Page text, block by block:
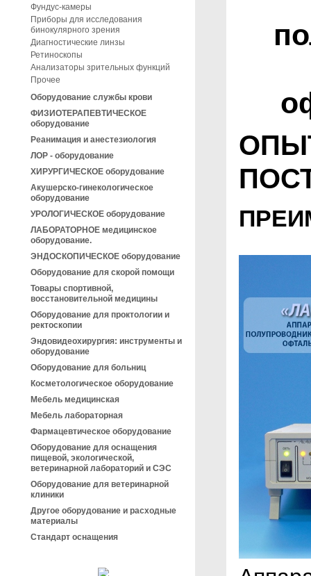
Фундус-камеры
Приборы для исследования
бинокулярного зрения
Диагностические линзы
Ретиноскопы
Анализаторы зрительных функций
Прочее
Оборудование службы крови
ФИЗИОТЕРАПЕВТИЧЕСКОЕ
оборудование
Реанимация и анестезиология
ЛОР - оборудование
ХИРУРГИЧЕСКОЕ оборудование
Акушерско-гинекологическое
оборудование
УРОЛОГИЧЕСКОЕ оборудование
ЛАБОРАТОРНОЕ медицинское
оборудование.
ЭНДОСКОПИЧЕСКОЕ оборудование
Оборудование для скорой помощи
Товары спортивной,
восстановительной медицины
Оборудование для проктологии и
ректоскопии
Эндовидеохирургия: инструменты и
оборудование
Оборудование для больниц
Косметологическое оборудование
Мебель медицинская
Мебель лабораторная
Фармацевтическое оборудование
Оборудование для оснащения
пищевой, экологической,
ветеринарной лабораторий и СЭС
Оборудование для ветеринарной
клиники
Другое оборудование и расходные
материалы
Стандарт оснащения